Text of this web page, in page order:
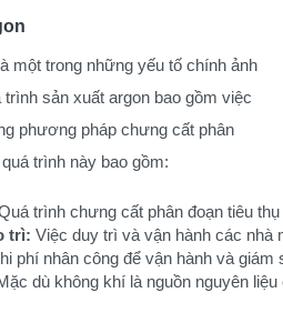
một trong những yếu tố chính ảnh
sản xuất argon bao gồm việc
phương pháp chưng cất phân
trình này bao gồm:
trình chưng cất phân đoạn tiêu
trì: Việc duy trì và vận hành các nhà
phí nhân công để vận hành và
dù không khí là nguồn nguyên